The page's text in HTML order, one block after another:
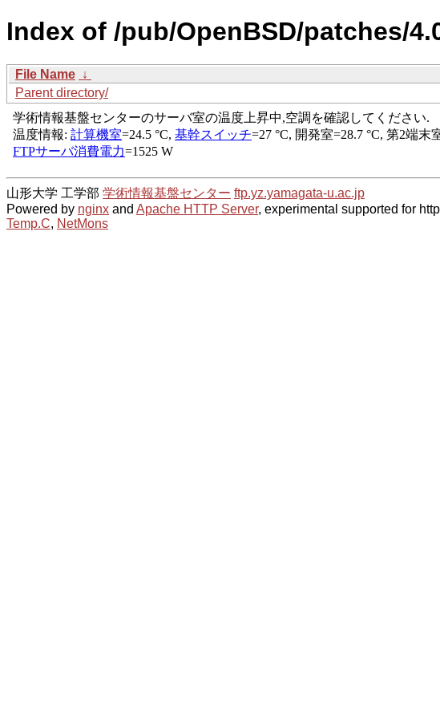
Index of /pub/OpenBSD/patches/
File Name ↓
Parent directory/
山形大学 工学部 学術情報基盤センター ftp.yz.yamagata-u.ac.jp
Powered by nginx and Apache HTTP Server, experimental supported for
Temp.C, NetMons